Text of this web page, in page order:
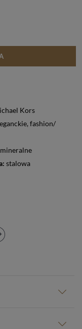
Kors
,
mineralne
stalowa